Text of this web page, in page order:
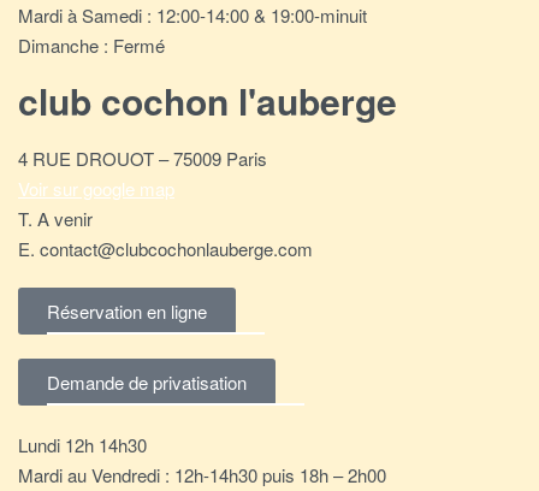
Mardi à Samedi : 12:00-14:00 & 19:00-minuit
Dimanche : Fermé
club cochon l'auberge
4 RUE DROUOT – 75009 Paris
Voir sur google map
T. A venir
E. contact@clubcochonlauberge.com
Réservation en ligne
Demande de privatisation
Lundi 12h 14h30
Mardi au Vendredi : 12h-14h30 puis 18h – 2h00